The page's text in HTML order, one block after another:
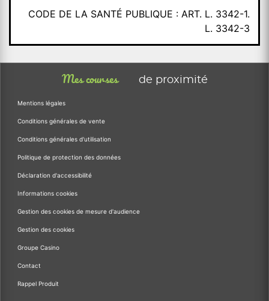
CODE DE LA SANTÉ PUBLIQUE : ART. L. 3342-1.
L. 3342-3
Mes courses de proximité
Mentions légales
Conditions générales de vente
Conditions générales d'utilisation
Politique de protection des données
Déclaration d'accessibilité
Informations cookies
Gestion des cookies de mesure d'audience
Gestion des cookies
Groupe Casino
Contact
Rappel Produit